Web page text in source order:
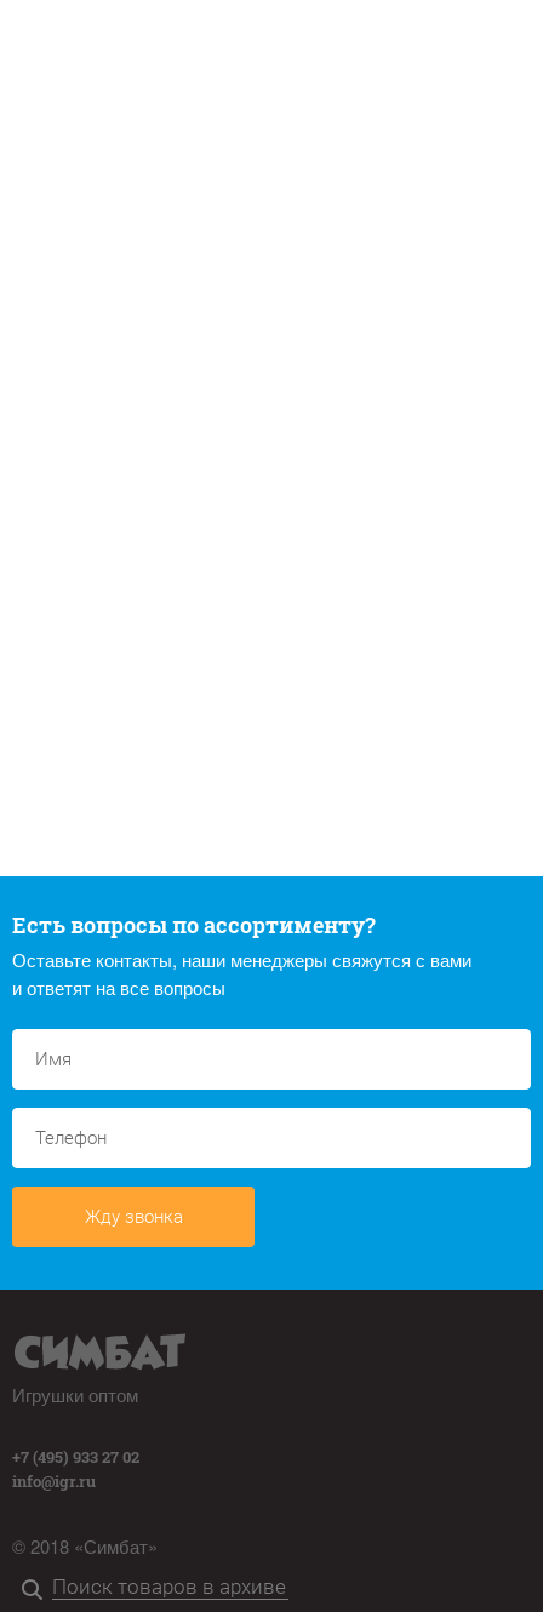
Есть вопросы по ассортименту?
Оставьте контакты, наши менеджеры свяжутся с вами
и ответят на все вопросы
Жду звонка
Игрушки оптом
+7 (495) 933 27 02
info@igr.ru
© 2018 «Симбат»